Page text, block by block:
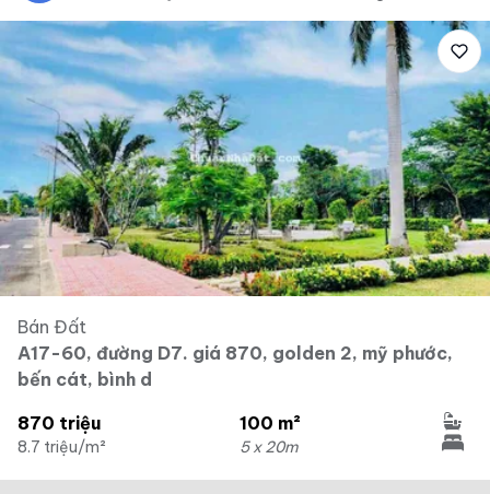
Bán Đất
A17-60, đường D7. giá 870, golden 2, mỹ phước,
bến cát, bình d
870 triệu
8.7 triệu/m²
100 m²
5 x 20m